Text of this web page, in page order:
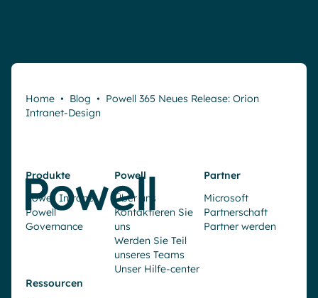
Home • Blog • Powell 365 Neues Release: Orion
Intranet-Design
Produkte
Powell Intranet
Powell
Governance
Powell
Über uns
Kontaktieren Sie
uns
Werden Sie Teil
unseres Teams
Unser Hilfe-center
Partner
Microsoft
Partnerschaft
Partner werden
Ressourcen